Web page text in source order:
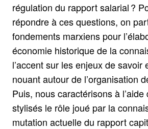
régulation du rapport salarial ?
répondre à ces questions, on
fondements marxiens pour
économie historique de la
l’accent sur les enjeux de savoir
nouant autour de l’organisation
Puis, nous caractérisons à
stylisés le rôle joué par la
mutation actuelle du rapport